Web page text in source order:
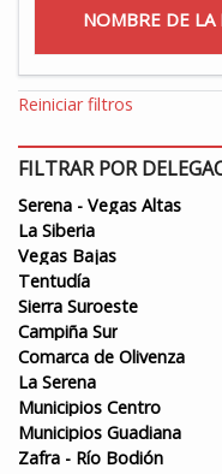
NOMBRE DE LA
Reiniciar filtros
FILTRAR POR